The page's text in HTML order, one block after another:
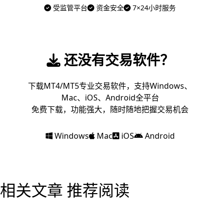
受监管平台 资金安全 7×24小时服务
还没有交易软件？
下载MT4/MT5专业交易软件，支持Windows、
Mac、iOS、Android全平台
免费下载，功能强大，随时随地把握交易机会
Windows Mac iOS Android
相关文章 推荐阅读